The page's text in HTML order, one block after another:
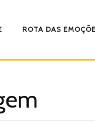
ROTA DAS